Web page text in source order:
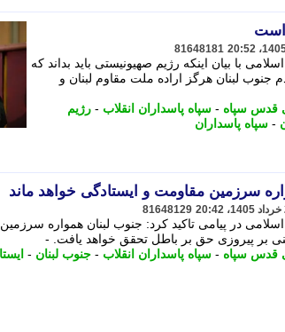
است
81648181
با بیان اینکه رژیم صهیونیستی باید بداند که
جنوب لبنان هرگز اراده ملت مقاوم لبنان و
قدس سپاه - سپاه پاسداران انقلاب - رژیم
- سپاه پاسداران
سرزمین مقاومت و ایستادگی خواهد ماند
81648129
در پیامی تاکید کرد: جنوب لبنان همواره
بر پیروزی حق بر باطل تحقق خواهد یافت. -
قدس سپاه - سپاه پاسداران انقلاب - جنوب لبنان -